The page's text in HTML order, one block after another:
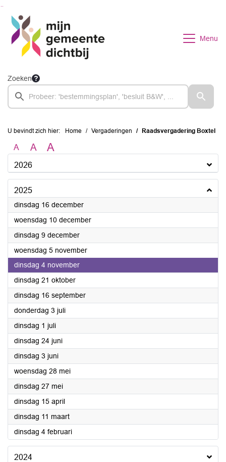
Menu
Zoeken
U bevindt zich hier: Home Vergaderingen Raadsvergadering Boxtel
A A A
2026
2025
dinsdag 16 december2025
woensdag 10 december2025
dinsdag 9 december2025
woensdag 5 november2025
dinsdag 4 november2025
dinsdag 21 oktober2025
dinsdag 16 september2025
donderdag 3 juli2025
dinsdag 1 juli2025
dinsdag 24 juni2025
dinsdag 3 juni2025
woensdag 28 mei2025
dinsdag 27 mei2025
dinsdag 15 april2025
dinsdag 11 maart2025
dinsdag 4 februari2025
2024